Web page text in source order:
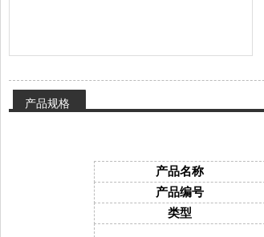
产品规格
产品名称
产品编号
类型